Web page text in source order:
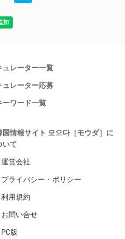
ュレーター一覧
ュレーター応募
ーワード一覧
国情報サイト 모으다［モウダ］に
いて
運営会社
プライバシー・ポリシー
利用規約
お問い合せ
PC版